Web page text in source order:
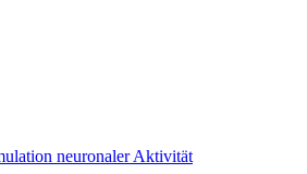
neuronaler Aktivität